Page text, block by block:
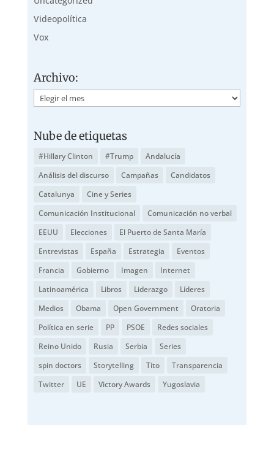
Videopolítica
Vox
Archivo:
Archivo:
Nube de etiquetas
#Hillary Clinton #Trump
Andalucía
Análisis del discurso
Campañas
Candidatos
Catalunya
Cine y Series
Comunicación Institucional
Comunicación no verbal
EEUU
Elecciones
El Puerto de Santa María
Entrevistas
España Estrategia
Eventos
Francia
Gobierno Imagen
Internet
Latinoamérica
Libros Liderazgo
Líderes
Medios
Obama Open Government
Oratoria
Política en serie
PP PSOE
Redes sociales
Reino Unido
Rusia Serbia
Series
spin doctors
Storytelling Tito
Transparencia
Twitter
UE Victory Awards Yugoslavia